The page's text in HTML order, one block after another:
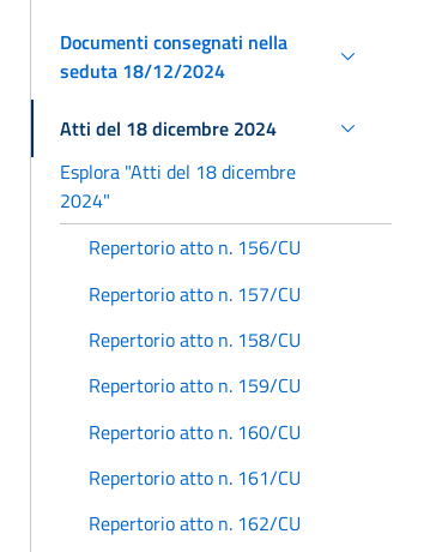
Documenti consegnati nella
seduta 18/12/2024
Atti del 18 dicembre 2024
Esplora "Atti del 18 dicembre
2024"
Repertorio atto n. 156/CU
Repertorio atto n. 157/CU
Repertorio atto n. 158/CU
Repertorio atto n. 159/CU
Repertorio atto n. 160/CU
Repertorio atto n. 161/CU
Repertorio atto n. 162/CU